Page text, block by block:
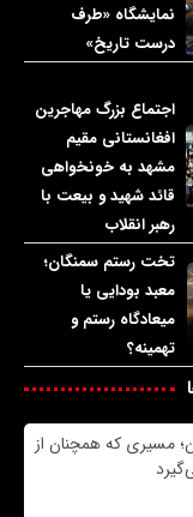
نمایشگاه «طرف
درست تاریخ»
اجتماع بزرگ مهاجرین
افغانستانی مقیم
مشهد به خونخواهی
قائد شهید و بیعت با
رهبر انقلاب
تخت رستم سمنگان؛
معبد بودایی یا
میعادگاه رستم و
تهمینه؟
مسیری که همچنان از